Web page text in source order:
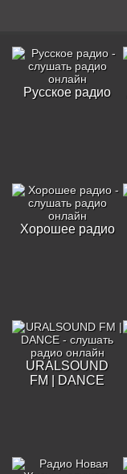
Русское радио
Хорошее радио
URALSOUND
FM | DANCE